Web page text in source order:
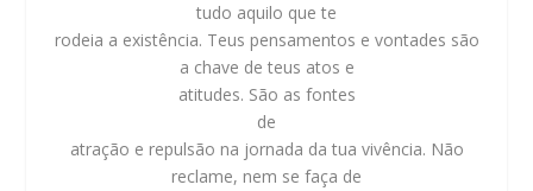
tudo aquilo que te
rodeia a existência. Teus pensamentos e vontades são
a chave de teus atos e
atitudes. São as fontes
de
atração e repulsão na jornada da tua vivência. Não
reclame, nem se faça de